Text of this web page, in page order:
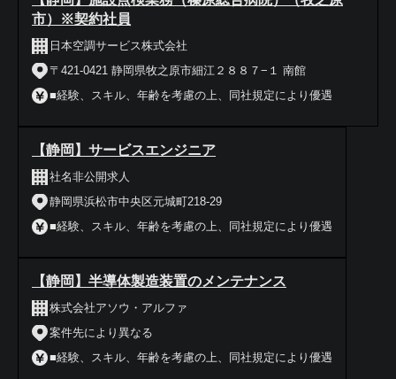
市）※契約社員
日本空調サービス株式会社
〒421-0421 静岡県牧之原市細江２８８７−１ 南館
■経験、スキル、年齢を考慮の上、同社規定により優遇
【静岡】サービスエンジニア
社名非公開求人
静岡県浜松市中央区元城町218‐29
■経験、スキル、年齢を考慮の上、同社規定により優遇
【静岡】半導体製造装置のメンテナンス
株式会社アソウ・アルファ
案件先により異なる
■経験、スキル、年齢を考慮の上、同社規定により優遇